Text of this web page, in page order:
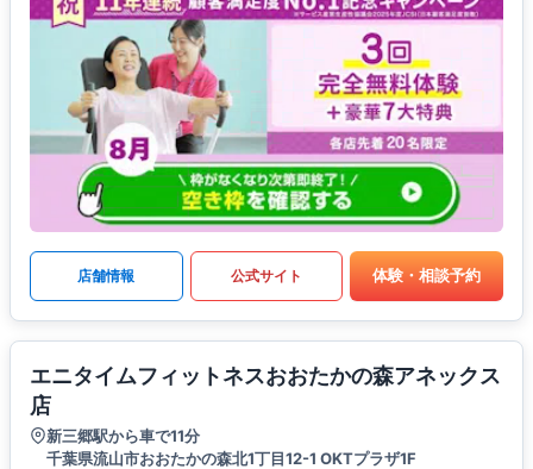
店舗情報 公式サイト 体験・相談予約
エニタイムフィットネスおおたかの森アネックス
店
新三郷駅から車で11分
千葉県流山市おおたかの森北1丁目12-1 OKTプラザ1F